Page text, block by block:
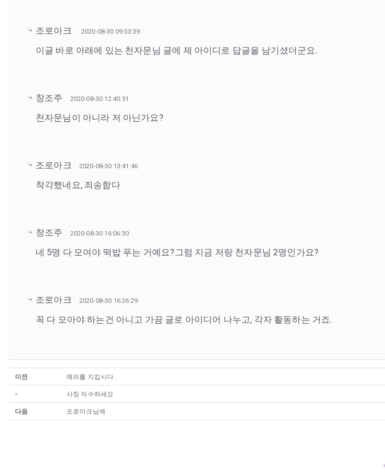
조로아크 2020-08-30 09:53:39
이글 바로 아래에 있는 천자문님 글에 제 아이디로 답글을 남기셨더군요.
창조주 2020-08-30 12:40:51
천자문님이 아니라 저 아닌가요?
조로아크 2020-08-30 13:41:46
착각했네요, 죄송함다
창조주 2020-08-30 16:06:30
네 5명 다 모여야 떡밥 푸는 거예요?그럼 지금 저랑 천자문님 2명인가요?
조로아크 2020-08-30 16:26:29
꼭 다 모아야 하는건 아니고 가끔 글로 아이디어 나누고, 각자 활동하는 거죠.
이전 예의를 지킵시다.
- 사칭 자수하세요
다음 조로아크님께